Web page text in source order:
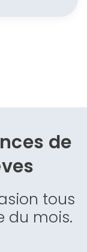
de
tous
du mois.